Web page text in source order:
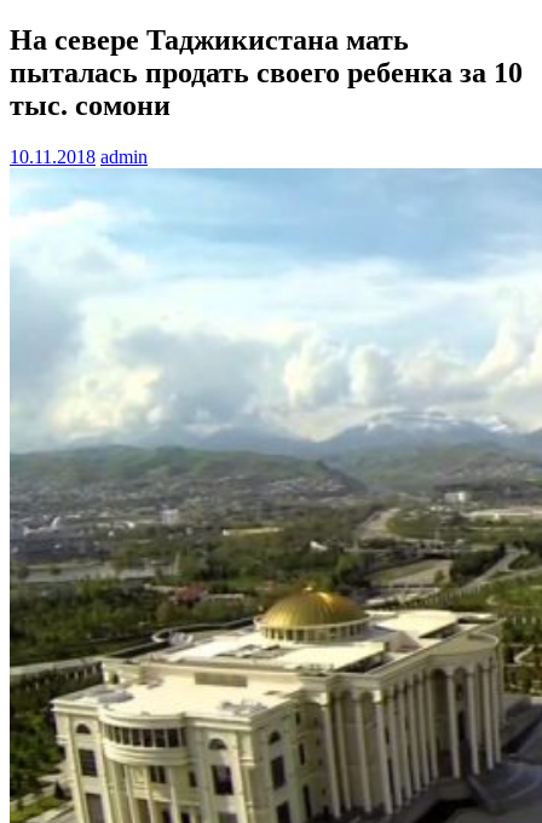
На севере Таджикистана мать
пыталась продать своего ребенка за 10
тыс. сомони
10.11.2018 admin